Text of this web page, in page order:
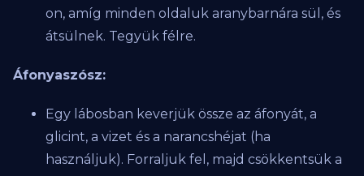
on, amíg minden oldaluk aranybarnára sül, és
átsülnek. Tegyük félre.
Áfonyaszósz:
Egy lábosban keverjük össze az áfonyát, a
glicint, a vizet és a narancshéjat (ha
használjuk). Forraljuk fel, majd csökkentsük a